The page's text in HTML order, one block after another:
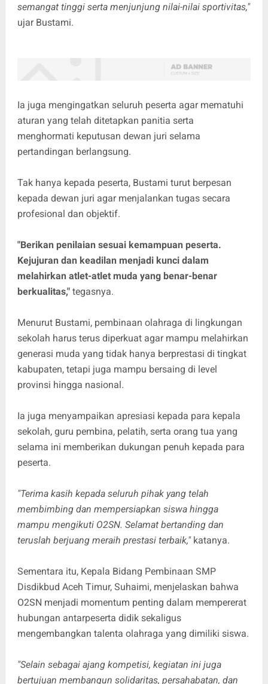
semangat tinggi serta menjunjung nilai-nilai sportivitas,"
ujar Bustami.
Ia juga mengingatkan seluruh peserta agar mematuhi
aturan yang telah ditetapkan panitia serta
menghormati keputusan dewan juri selama
pertandingan berlangsung.
Tak hanya kepada peserta, Bustami turut berpesan
kepada dewan juri agar menjalankan tugas secara
profesional dan objektif.
"Berikan penilaian sesuai kemampuan peserta.
Kejujuran dan keadilan menjadi kunci dalam
melahirkan atlet-atlet muda yang benar-benar
berkualitas,"tegasnya.
Menurut Bustami, pembinaan olahraga di lingkungan
sekolah harus terus diperkuat agar mampu melahirkan
generasi muda yang tidak hanya berprestasi di tingkat
kabupaten, tetapi juga mampu bersaing di level
provinsi hingga nasional.
Ia juga menyampaikan apresiasi kepada para kepala
sekolah, guru pembina, pelatih, serta orang tua yang
selama ini memberikan dukungan penuh kepada para
peserta.
"Terima kasih kepada seluruh pihak yang telah
membimbing dan mempersiapkan siswa hingga
mampu mengikuti O2SN. Selamat bertanding dan
teruslah berjuang meraih prestasi terbaik," katanya.
Sementara itu, Kepala Bidang Pembinaan SMP
Disdikbud Aceh Timur, Suhaimi, menjelaskan bahwa
O2SN menjadi momentum penting dalam mempererat
hubungan antarpeserta didik sekaligus
mengembangkan talenta olahraga yang dimiliki siswa.
"Selain sebagai ajang kompetisi, kegiatan ini juga
bertujuan membangun solidaritas, persahabatan, dan